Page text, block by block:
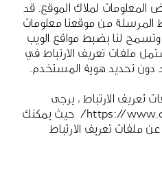
المعلومات لملاك الموقع. قد
المرسلة من موقعنا معلومات
لنا بضبط مواقع الويب
ملفات تعريف الارتباط في
دون تحديد هوية المستخدم.
تعريف الارتباط ، يرجى
https://
حيث يمكنك
ملفات تعريف الارتباط